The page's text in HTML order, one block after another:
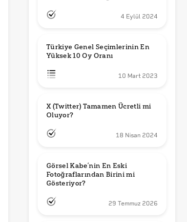
4 Eylül 2024
Türkiye Genel Seçimlerinin En
Yüksek 10 Oy Oranı
10 Mart 2023
X (Twitter) Tamamen Ücretli mi
Oluyor?
18 Nisan 2024
Görsel Kabe’nin En Eski
Fotoğraflarından Birini mi
Gösteriyor?
29 Temmuz 2026